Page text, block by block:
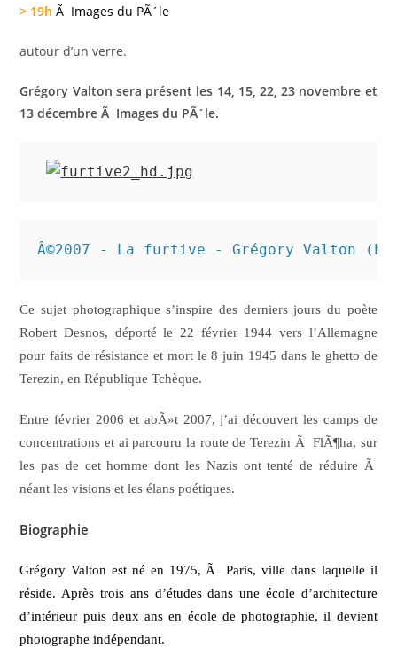
> 19hÃ Images du PÃ´le
autour d’un verre.
Grégory Valton sera présent les 14, 15, 22, 23 novembre et
13 décembre Ã Images du PÃ´le.
Â©2007 - La furtive - Grégory Valton
Ce sujet photographique s’inspire des derniers jours du poète
Robert Desnos, déporté le 22 février 1944 vers l’Allemagne
pour faits de résistance et mort le 8 juin 1945 dans le ghetto de
Terezin, en République Tchèque.
Entre février 2006 et aoÃ»t 2007, j’ai découvert les camps de
concentrations et ai parcouru la route de Terezin Ã FlÃ¶ha, sur
les pas de cet homme dont les Nazis ont tenté de réduire Ã
néant les visions et les élans poétiques.
Biographie
Grégory Valton est né en 1975, Ã Paris, ville dans laquelle il
réside. Après trois ans d’études dans une école d’architecture
d’intérieur puis deux ans en école de photographie, il devient
photographe indépendant.